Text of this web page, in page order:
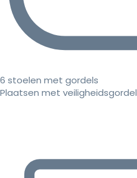
6 stoelen met gordels
Plaatsen met veiligheidsgordel